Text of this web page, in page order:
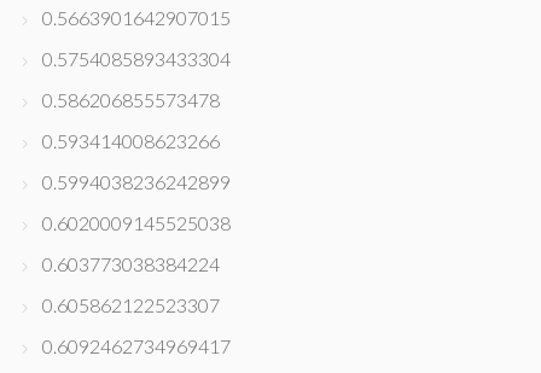
0.5663901642907015
0.5754085893433304
0.586206855573478
0.593414008623266
0.5994038236242899
0.6020009145525038
0.603773038384224
0.605862122523307
0.6092462734969417